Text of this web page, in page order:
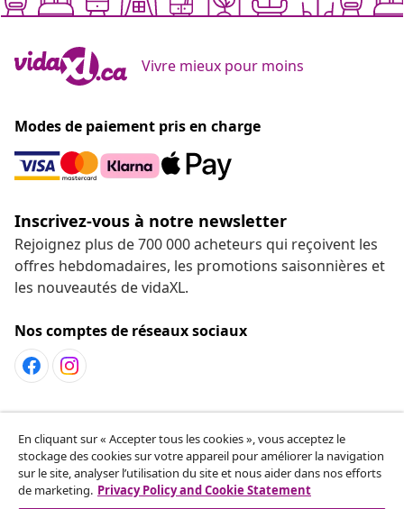
Vivre mieux pour moins
Modes de paiement pris en charge
Inscrivez-vous à notre newsletter
Rejoignez plus de 700 000 acheteurs qui reçoivent les
offres hebdomadaires, les promotions saisonnières et
les nouveautés de vidaXL.
Nos comptes de réseaux sociaux
Service Clients
vidaXL
En cliquant sur « Accepter tous les cookies », vous acceptez le
stockage des cookies sur votre appareil pour améliorer la navigation
sur le site, analyser l’utilisation du site et nous aider dans nos efforts
de marketing. Privacy Policy and Cookie Statement